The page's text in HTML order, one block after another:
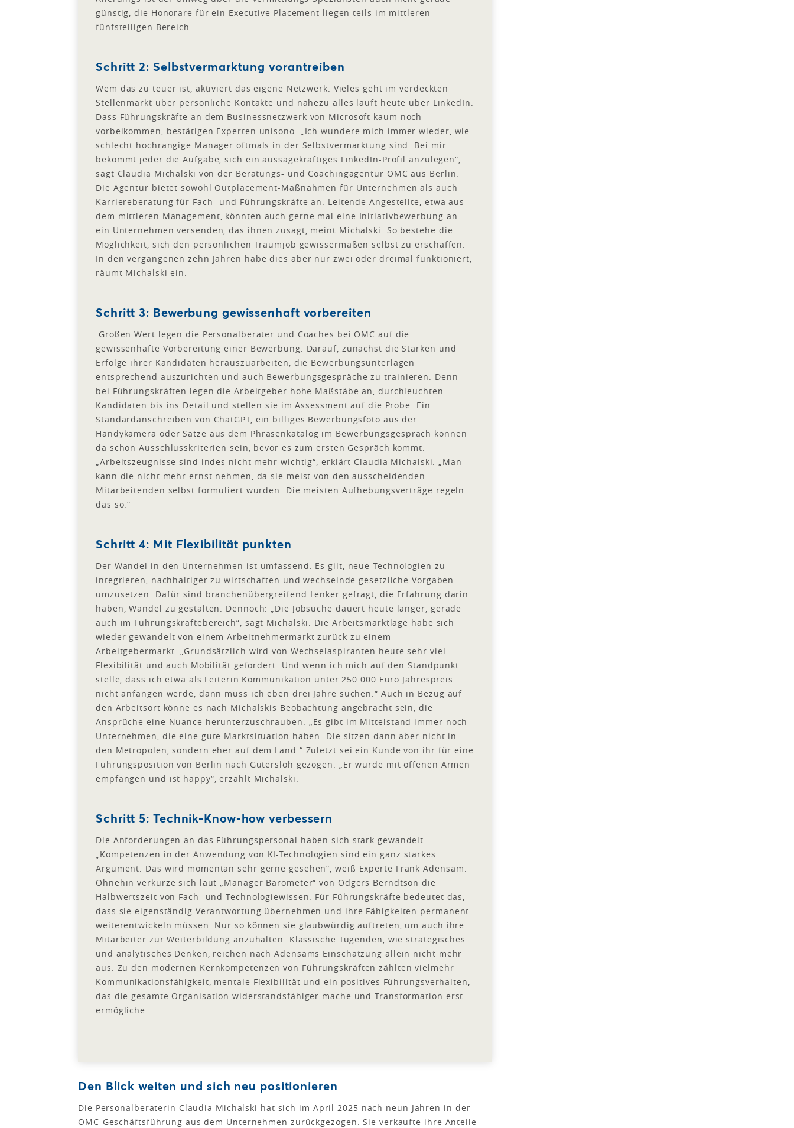
günstig, die Honorare für ein Executive Placement liegen teils im mittleren
fünfstelligen Bereich.
Schritt 2: Selbstvermarktung vorantreiben
Wem das zu teuer ist, aktiviert das eigene Netzwerk. Vieles geht im verdeckten
Stellenmarkt über persönliche Kontakte und nahezu alles läuft heute über LinkedIn.
Dass Führungskräfte an dem Businessnetzwerk von Microsoft kaum noch
vorbeikommen, bestätigen Experten unisono. „Ich wundere mich immer wieder, wie
schlecht hochrangige Manager oftmals in der Selbstvermarktung sind. Bei mir
bekommt jeder die Aufgabe, sich ein aussagekräftiges LinkedIn-Profil anzulegen“,
sagt Claudia Michalski von der Beratungs- und Coachingagentur OMC aus Berlin.
Die Agentur bietet sowohl Outplacement-Maßnahmen für Unternehmen als auch
Karriereberatung für Fach- und Führungskräfte an. Leitende Angestellte, etwa aus
dem mittleren Management, könnten auch gerne mal eine Initiativbewerbung an
ein Unternehmen versenden, das ihnen zusagt, meint Michalski. So bestehe die
Möglichkeit, sich den persönlichen Traumjob gewissermaßen selbst zu erschaffen.
In den vergangenen zehn Jahren habe dies aber nur zwei oder dreimal funktioniert,
räumt Michalski ein.
Schritt 3: Bewerbung gewissenhaft vorbereiten
Großen Wert legen die Personalberater und Coaches bei OMC auf die
gewissenhafte Vorbereitung einer Bewerbung. Darauf, zunächst die Stärken und
Erfolge ihrer Kandidaten herauszuarbeiten, die Bewerbungsunterlagen
entsprechend auszurichten und auch Bewerbungsgespräche zu trainieren. Denn
bei Führungskräften legen die Arbeitgeber hohe Maßstäbe an, durchleuchten
Kandidaten bis ins Detail und stellen sie im Assessment auf die Probe. Ein
Standardanschreiben von ChatGPT, ein billiges Bewerbungsfoto aus der
Handykamera oder Sätze aus dem Phrasenkatalog im Bewerbungsgespräch können
da schon Ausschlusskriterien sein, bevor es zum ersten Gespräch kommt.
„Arbeitszeugnisse sind indes nicht mehr wichtig“, erklärt Claudia Michalski. „Man
kann die nicht mehr ernst nehmen, da sie meist von den ausscheidenden
Mitarbeitenden selbst formuliert wurden. Die meisten Aufhebungsverträge regeln
das so.“
Schritt 4: Mit Flexibilität punkten
Der Wandel in den Unternehmen ist umfassend: Es gilt, neue Technologien zu
integrieren, nachhaltiger zu wirtschaften und wechselnde gesetzliche Vorgaben
umzusetzen. Dafür sind branchenübergreifend Lenker gefragt, die Erfahrung darin
haben, Wandel zu gestalten. Dennoch: „Die Jobsuche dauert heute länger, gerade
auch im Führungskräftebereich“, sagt Michalski. Die Arbeitsmarktlage habe sich
wieder gewandelt von einem Arbeitnehmermarkt zurück zu einem
Arbeitgebermarkt. „Grundsätzlich wird von Wechselaspiranten heute sehr viel
Flexibilität und auch Mobilität gefordert. Und wenn ich mich auf den Standpunkt
stelle, dass ich etwa als Leiterin Kommunikation unter 250.000 Euro Jahrespreis
nicht anfangen werde, dann muss ich eben drei Jahre suchen.“ Auch in Bezug auf
den Arbeitsort könne es nach Michalskis Beobachtung angebracht sein, die
Ansprüche eine Nuance herunterzuschrauben: „Es gibt im Mittelstand immer noch
Unternehmen, die eine gute Marktsituation haben. Die sitzen dann aber nicht in
den Metropolen, sondern eher auf dem Land.“ Zuletzt sei ein Kunde von ihr für eine
Führungsposition von Berlin nach Gütersloh gezogen. „Er wurde mit offenen Armen
empfangen und ist happy“, erzählt Michalski.
Schritt 5: Technik-Know-how verbessern
Die Anforderungen an das Führungspersonal haben sich stark gewandelt.
„Kompetenzen in der Anwendung von KI-Technologien sind ein ganz starkes
Argument. Das wird momentan sehr gerne gesehen“, weiß Experte Frank Adensam.
Ohnehin verkürze sich laut „Manager Barometer“ von Odgers Berndtson die
Halbwertszeit von Fach- und Technologiewissen. Für Führungskräfte bedeutet das,
dass sie eigenständig Verantwortung übernehmen und ihre Fähigkeiten permanent
weiterentwickeln müssen. Nur so können sie glaubwürdig auftreten, um auch ihre
Mitarbeiter zur Weiterbildung anzuhalten. Klassische Tugenden, wie strategisches
und analytisches Denken, reichen nach Adensams Einschätzung allein nicht mehr
aus. Zu den modernen Kernkompetenzen von Führungskräften zählten vielmehr
Kommunikationsfähigkeit, mentale Flexibilität und ein positives Führungsverhalten,
das die gesamte Organisation widerstandsfähiger mache und Transformation erst
ermögliche.
Den Blick weiten und sich neu positionieren
Die Personalberaterin Claudia Michalski hat sich im April 2025 nach neun Jahren in der
OMC-Geschäftsführung aus dem Unternehmen zurückgezogen. Sie verkaufte ihre Anteile